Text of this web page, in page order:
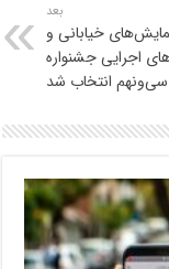
بعد
خیابانی و
اجرایی جشنواره
سی‌ونهم انتخاب شد